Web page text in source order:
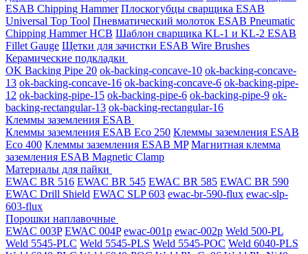
ESAB Chipping Hammer Плоскогубцы сварщика ESAB
Universal Top Tool Пневматический молоток ESAB Pneumatic
Chipping Hammer HCB Шаблон сварщика KL-1 и KL-2 ESAB
Fillet Gauge Щетки для зачистки ESAB Wire Brushes
Керамические подкладки
OK Backing Pipe 20 ok-backing-concave-10 ok-backing-concave-
13 ok-backing-concave-16 ok-backing-concave-6 ok-backing-pipe-
12 ok-backing-pipe-15 ok-backing-pipe-6 ok-backing-pipe-9 ok-
backing-rectangular-13 ok-backing-rectangular-16
Клеммы заземления ESAB
Клеммы заземления ESAB Eco 250 Клеммы заземления ESAB
Eco 400 Клеммы заземления ESAB MP Магнитная клемма
заземления ESAB Magnetic Clamp
Материалы для пайки
EWAC BR 516 EWAC BR 545 EWAC BR 585 EWAC BR 590
EWAC Drill Shield EWAC SLP 603 ewac-br-590-flux ewac-slp-
603-flux
Порошки наплавочные
EWAC 003P EWAC 004P ewac-001p ewac-002p Weld 500-PL
Weld 5545-PLC Weld 5545-PLS Weld 5545-POC Weld 6040-PLS